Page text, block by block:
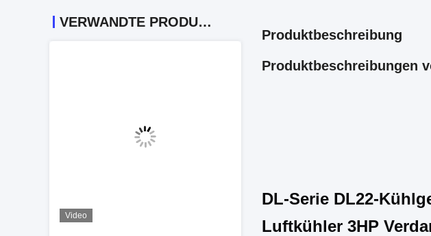
VERWANDTE PRODUKTE
Video
Produktbeschreibung
Produktbeschreibungen
DL-Serie DL22-
Luftkühler 3HP